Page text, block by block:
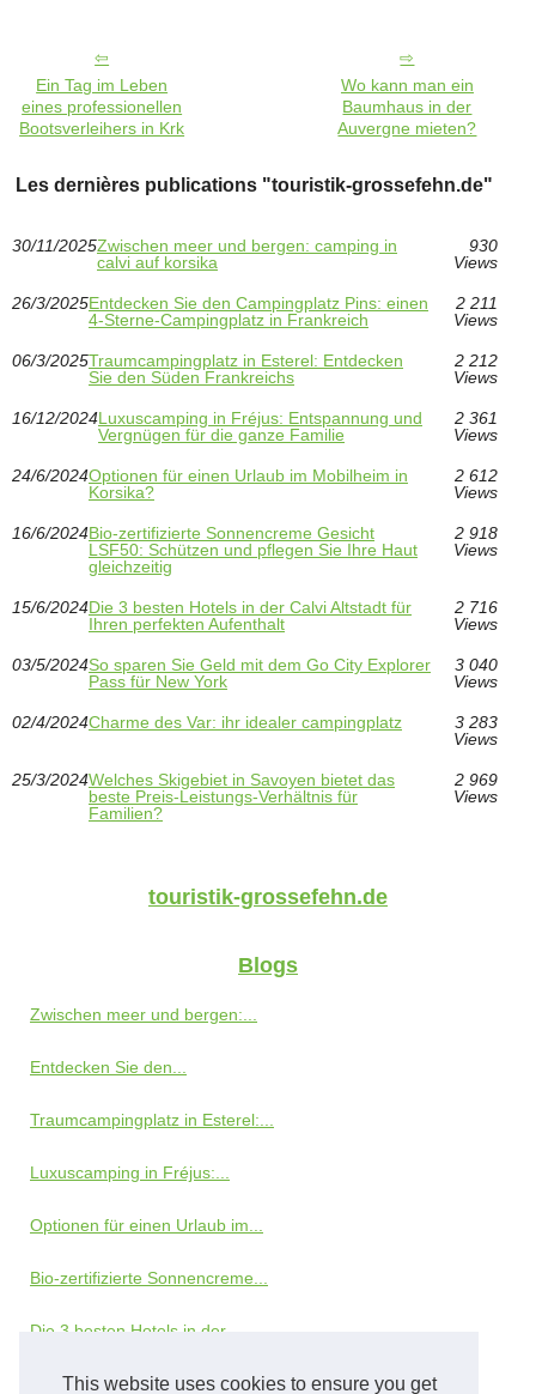
This website uses cookies to ensure you get
Ein Tag im Leben
eines professionellen
Bootsverleihers in Krk
Wo kann man ein
Baumhaus in der
Auvergne mieten?
Les dernières publications "touristik-grossefehn.de"
30/11/2025Zwischen meer und bergen: camping in
calvi auf korsika
930
Views
26/3/2025Entdecken Sie den Campingplatz Pins: einen
4-Sterne-Campingplatz in Frankreich
2 211
Views
06/3/2025Traumcampingplatz in Esterel: Entdecken
Sie den Süden Frankreichs
2 212
Views
16/12/2024Luxuscamping in Fréjus: Entspannung und
Vergnügen für die ganze Familie
2 361
Views
24/6/2024Optionen für einen Urlaub im Mobilheim in
Korsika?
2 612
Views
16/6/2024Bio-zertifizierte Sonnencreme Gesicht
LSF50: Schützen und pflegen Sie Ihre Haut
gleichzeitig
2 918
Views
15/6/2024Die 3 besten Hotels in der Calvi Altstadt für
Ihren perfekten Aufenthalt
2 716
Views
03/5/2024So sparen Sie Geld mit dem Go City Explorer
Pass für New York
3 040
Views
02/4/2024Charme des Var: ihr idealer campingplatz
3 283
Views
25/3/2024Welches Skigebiet in Savoyen bietet das
beste Preis-Leistungs-Verhältnis für
Familien?
2 969
Views
touristik-grossefehn.de
Blogs
Zwischen meer und bergen:...
Entdecken Sie den...
Traumcampingplatz in Esterel:...
Luxuscamping in Fréjus:...
Optionen für einen Urlaub im...
Bio-zertifizierte Sonnencreme...
Die 3 besten Hotels in der...
So sparen Sie Geld mit dem Go...